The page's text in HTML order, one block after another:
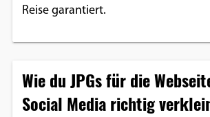
Reise garantiert.
Wie du JPGs für die
Social Media richtig